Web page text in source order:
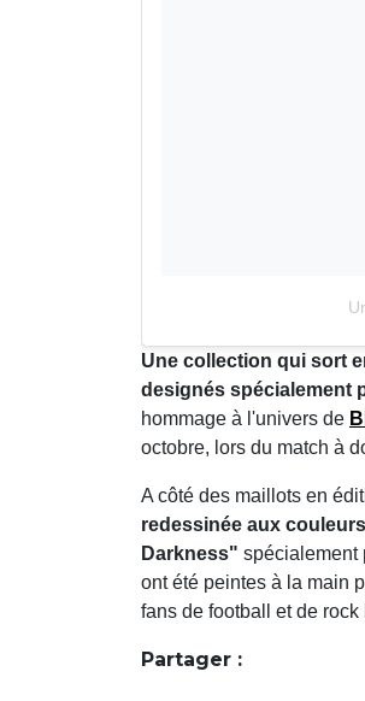
Une collection qui sort
designés spécialement
hommage à l'univers de
octobre, lors du match à
A côté des maillots en
redessinée aux
Darkness" spécialement
ont été peintes à la main
fans de football et de rock
Partager :